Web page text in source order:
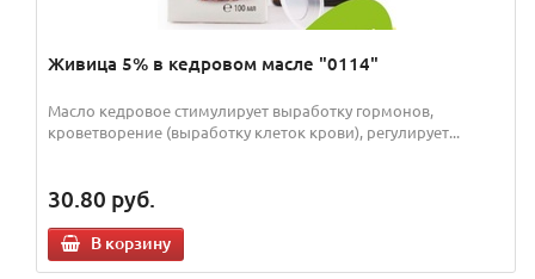
Живица 5% в кедровом масле "0114"
Масло кедровое стимулирует выработку гормонов,
кроветворение (выработку клеток крови), регулирует...
30.80 руб.
В корзину